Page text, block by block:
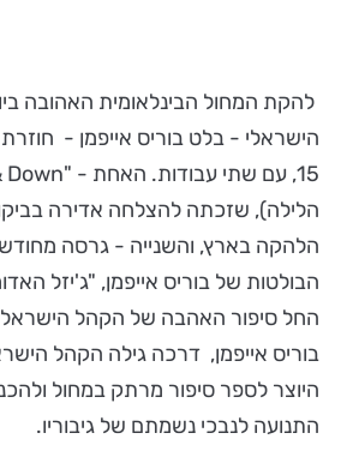
להקת המחול הבינלאומית האהובה
הישראלי - בלט בוריס אייפמן -
הלילה), שזכתה להצלחה אדירה
הלהקה בארץ, והשנייה - גרסה
הבולטות של בוריס אייפמן, "ג'יזל
החל סיפור האהבה של הקהל הישראלי
בוריס אייפמן, דרכה גילה הקהל
היוצר לספר סיפור מרתק במחול
התנועה לנבכי נשמתם של גיבוריו.